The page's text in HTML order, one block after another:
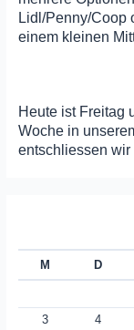
Lidl/Penny/Coop
einem kleinen
Heute ist Freitag
Woche in
entschliessen wir
M D
3
4